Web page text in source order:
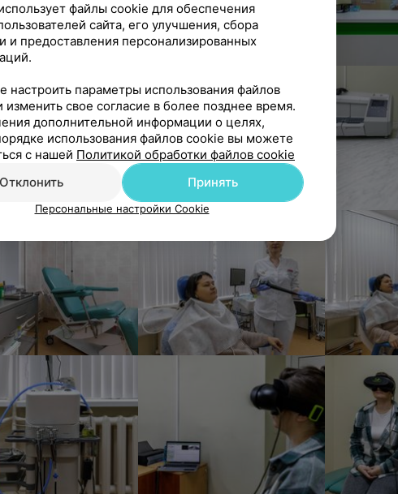
файлы cookie для обеспечения
сайта, его улучшения, сбора
и предоставления персонализированных
настроить параметры использования файлов
изменить свое согласие в более позднее время.
дополнительной информации о целях,
использования файлов cookie вы можете
с нашей Политикой обработки файлов cookie
Отклонить
Принять
Персональные настройки Cookie